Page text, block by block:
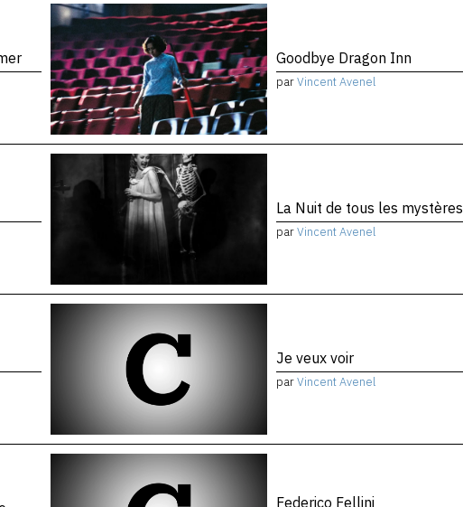
Goodbye Dragon Inn
parVincent Avenel
La Nuit de tous les mystères
parVincent Avenel
Je veux voir
parVincent Avenel
Federico Fellini